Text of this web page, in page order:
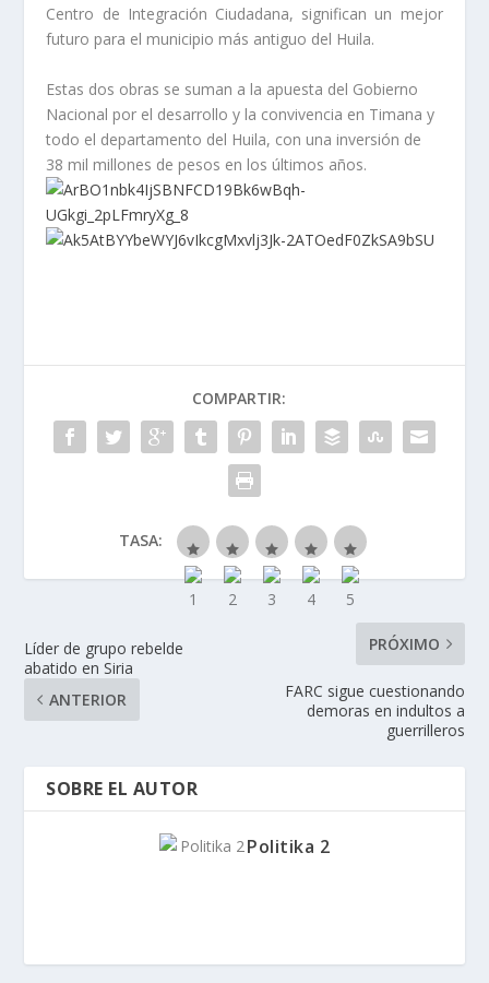
Centro de Integración Ciudadana, significan un mejor
futuro para el municipio más antiguo del Huila.
Estas dos obras se suman a la apuesta del Gobierno
Nacional por el desarrollo y la convivencia en Timana y
todo el departamento del Huila, con una inversión de
38 mil millones de pesos en los últimos años.
COMPARTIR:
TASA:
Líder de grupo rebelde
abatido en Siria
ANTERIOR
PRÓXIMO
FARC sigue cuestionando
demoras en indultos a
guerrilleros
SOBRE EL AUTOR
Politika 2